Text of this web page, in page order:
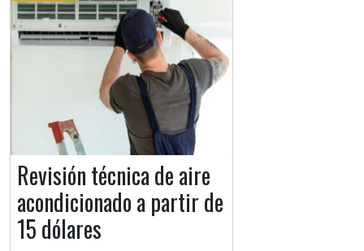
Revisión técnica de aire
acondicionado a partir de
15 dólares